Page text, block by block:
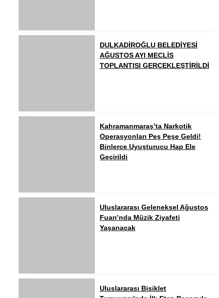
DULKADİROĞLU BELEDİYESİ
AĞUSTOS AYI MECLİS
TOPLANTISI GERÇEKLEŞTİRİLDİ
Kahramanmaraş’ta Narkotik
Operasyonları Peş Peşe Geldi!
Binlerce Uyuşturucu Hap Ele
Geçirildi
Uluslararası Geleneksel Ağustos
Fuarı’nda Müzik Ziyafeti
Yaşanacak
Uluslararası Bisiklet